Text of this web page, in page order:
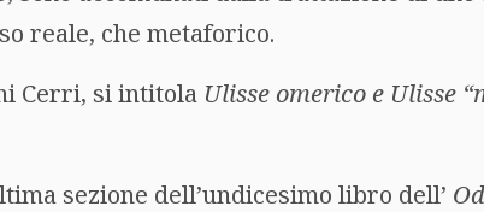
reale, che metaforico.
Cerri, si intitola Ulisse omerico e Ulisse
sezione dell’undicesimo libro dell’